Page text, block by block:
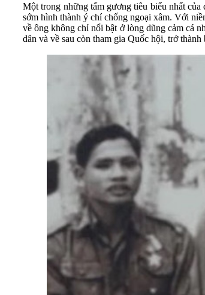
Một trong những tấm gương tiêu biểu nhất
sớm hình thành ý chí chống ngoại xâm. Với
về ông không chỉ nổi bật ở lòng dũng cảm cá
dân và về sau còn tham gia Quốc hội, trở